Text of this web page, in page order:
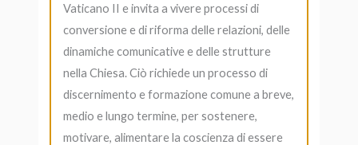
Vaticano II e invita a vivere processi di
conversione e di riforma delle relazioni, delle
dinamiche comunicative e delle strutture
nella Chiesa. Ciò richiede un processo di
discernimento e formazione comune a breve,
medio e lungo termine, per sostenere,
motivare, alimentare la coscienza di essere